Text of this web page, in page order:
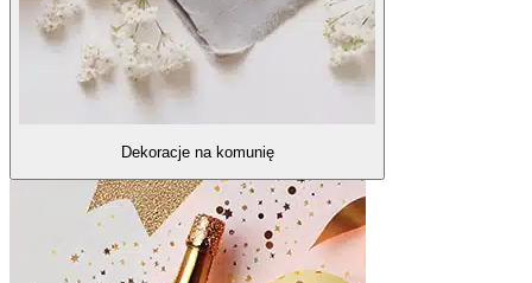
Dekoracje na komunię